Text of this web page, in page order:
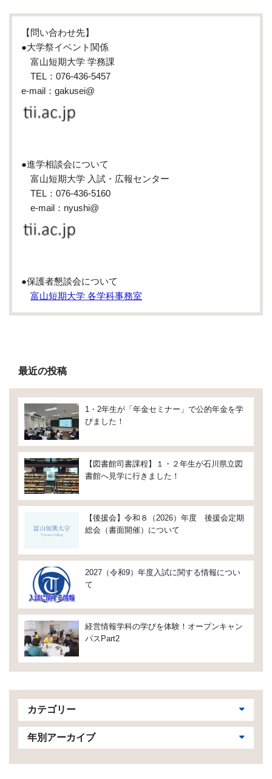
【問い合わせ先】
●大学祭イベント関係
富山短期大学 学務課
TEL：076-436-5457
e-mail：gakusei@
●進学相談会について
富山短期大学 入試・広報センター
TEL：076-436-5160
e-mail：nyushi@
●保護者懇談会について
富山短期大学 各学科事務室
最近の投稿
1・2年生が「年金セミナー」で公的年金を学
びました！
【図書館司書課程】１・２年生が石川県立図
書館へ見学に行きました！
【後援会】令和８（2026）年度 後援会定期
総会（書面開催）について
2027（令和9）年度入試に関する情報につい
て
経営情報学科の学びを体験！オープンキャン
パスPart2
カテゴリー
年別アーカイブ